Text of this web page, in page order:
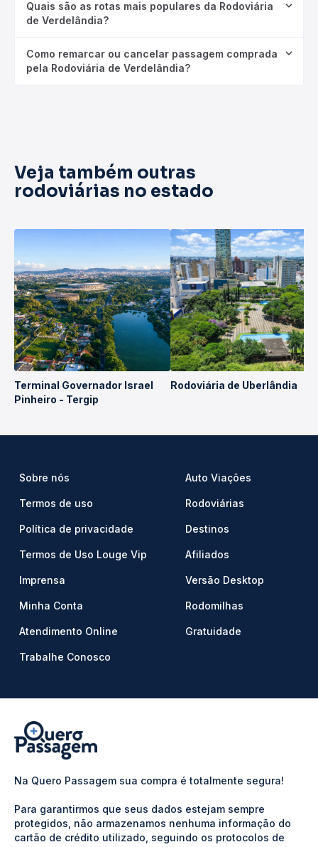
Quais são as rotas mais populares da Rodoviária
de Verdelândia?
Como remarcar ou cancelar passagem comprada
pela Rodoviária de Verdelândia?
Veja também outras
rodoviárias no estado
Terminal Governador Israel
Pinheiro - Tergip
Rodoviária de Uberlândia
Sobre nós
Termos de uso
Política de privacidade
Termos de Uso Louge Vip
Imprensa
Minha Conta
Atendimento Online
Trabalhe Conosco
Auto Viações
Rodoviárias
Destinos
Afiliados
Versão Desktop
Rodomilhas
Gratuidade
Na Quero Passagem sua compra é totalmente segura!
Para garantirmos que seus dados estejam sempre
protegidos, não armazenamos nenhuma informação do
cartão de crédito utilizado, seguindo os protocolos de